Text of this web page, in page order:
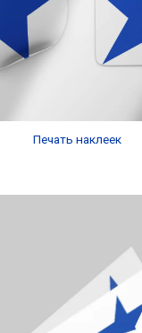
Печать наклеек